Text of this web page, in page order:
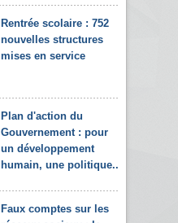
Rentrée scolaire : 752
nouvelles structures
mises en service
Plan d'action du
Gouvernement : pour
un développement
humain, une politique...
Faux comptes sur les